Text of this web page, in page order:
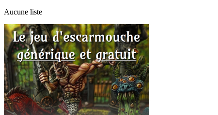
Aucune liste